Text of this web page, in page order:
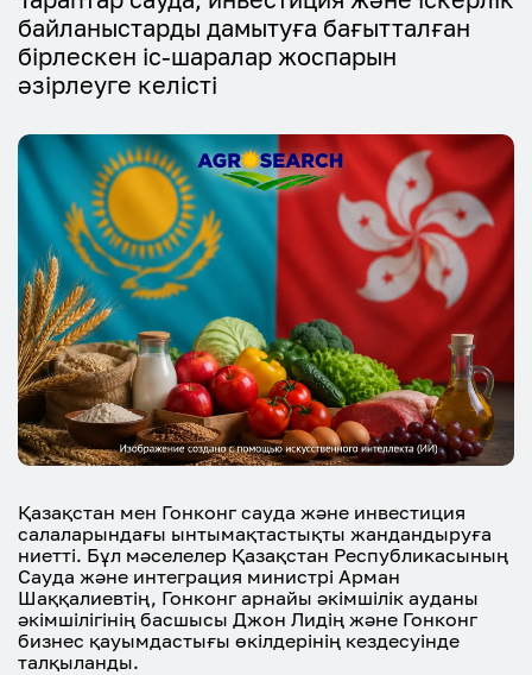
байланыстарды дамытуға бағытталған
бірлескен іс-шаралар жоспарын
әзірлеуге келісті
Қазақстан мен Гонконг сауда және инвестиция
салаларындағы ынтымақтастықты жандандыруға
ниетті. Бұл мәселелер Қазақстан Республикасының
Сауда және интеграция министрі Арман
Шаққалиевтің, Гонконг арнайы әкімшілік ауданы
әкімшілігінің басшысы Джон Лидің және Гонконг
бизнес қауымдастығы өкілдерінің кездесуінде
талқыланды.